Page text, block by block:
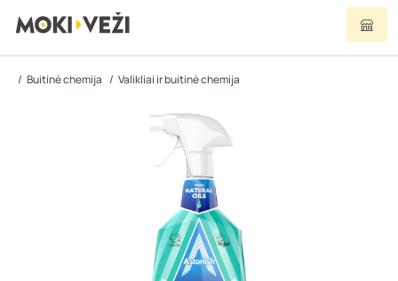
Buitinė chemija Valikliai ir buitinė chemija